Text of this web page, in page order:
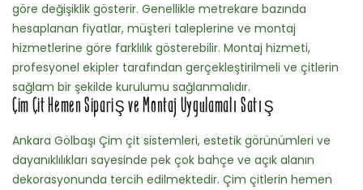
göre değişiklik gösterir. Genellikle metrekare bazında
hesaplanan fiyatlar, müşteri taleplerine ve montaj
hizmetlerine göre farklılık gösterebilir. Montaj hizmeti,
profesyonel ekipler tarafından gerçekleştirilmeli ve çitlerin
sağlam bir şekilde kurulumu sağlanmalıdır.
Çim Çit Hemen Sipariş ve Montaj Uygulamalı Satış
Ankara Gölbaşı Çim çit sistemleri, estetik görünümleri ve
dayanıklılıkları sayesinde pek çok bahçe ve açık alanın
dekorasyonunda tercih edilmektedir. Çim çitlerin hemen